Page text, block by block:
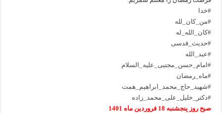
#خدا
#من_کان_لله
#کان_الله_له
#حدیث_قدسی
#عبد_الله
#امام_حسن_مجتبی_علیه_السلام
#ماه_رمضان
#شهید_حاج_محمد_ابراهیم_همت
#دکتر_خلیل_علی_محمد_زاده
صبح روز پنجشنبه 18 فروردین ماه 1401